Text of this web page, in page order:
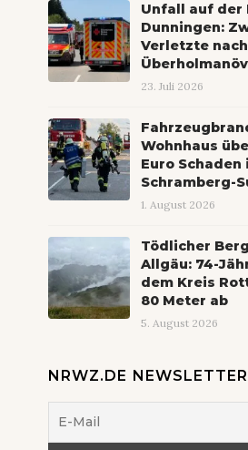
Unfall auf der
Dunningen:
Verletzte nach
23. Juli 2026
Wohnhaus
Euro Schaden
Schramberg-
1. August 2026
Tödlicher
Allgäu: 74-
dem Kreis
80 Meter ab
5. August 2026
NRWZ.DE NEWSLETTER